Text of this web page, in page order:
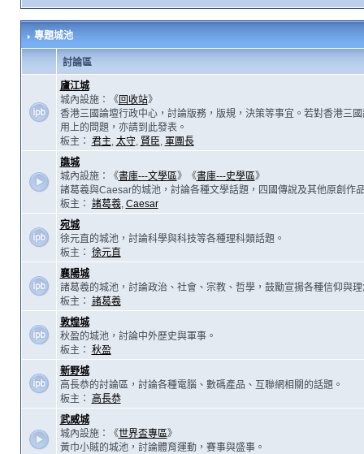
專題城池
討論區
廬江城
城內設施：《回收站》
香港三國論壇行政中心，討論版務，版規，決策等事宜。若對香港三
用上的問題，亦請到此發表。
板主： 君主, 太守, 賢臣, 軍團長
譙城
城內設施：《書庫---文學區》《書庫---史學區》
諸葛羲與Caesar的城池，討論各種文學話題，四國傳說及其他原創作
板主： 諸葛羲, Caesar
宛城
徐元直的城池，討論科學與科技等各種理科類話題。
板主： 徐元直
襄陽城
諸葛羲的城池，討論政治、社會、宗教、哲學，鼓勵宣揚各種信仰與理
板主： 諸葛羲
敦煌城
秋盈的城池，討論中外歷史與軍事。
板主： 秋盈
新野城
高長恭的討論區，討論各種電腦、數碼產品、互聯網相關的話題。
板主：
高長恭
武威城
城內設施：《世界盃專區》
黃巾小賊的城池，討論體育運動，賽事與盛事。